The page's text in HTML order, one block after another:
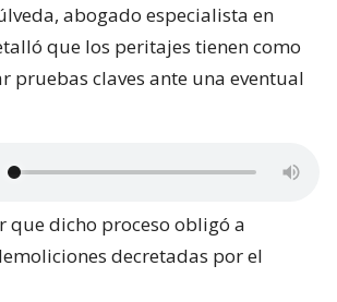
abogado especialista en
que los peritajes tienen como
pruebas claves ante una eventual
que dicho proceso obligó a
decretadas por el